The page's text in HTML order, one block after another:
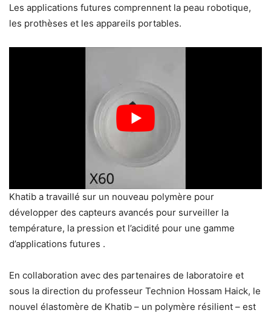
Les applications futures comprennent la peau robotique,
les prothèses et les appareils portables.
Khatib a travaillé sur un nouveau polymère pour
développer des capteurs avancés pour surveiller la
température, la pression et l’acidité pour une gamme
d’applications futures .
En collaboration avec des partenaires de laboratoire et
sous la direction du professeur Technion Hossam Haick, le
nouvel élastomère de Khatib – un polymère résilient – est